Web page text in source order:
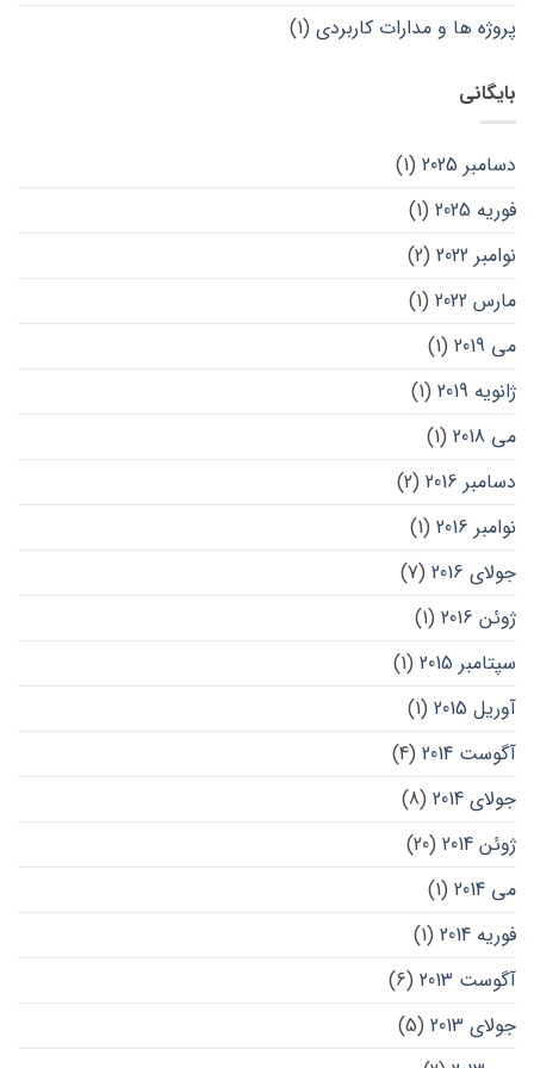
پروژه ها و مدارات کاربردی (1)
بایگانی
دسامبر 2025
(1)
فوریه 2025
(1)
نوامبر 2022
(2)
مارس 2022
(1)
می 2019
(1)
ژانویه 2019
(1)
می 2018
(1)
دسامبر 2016
(2)
نوامبر 2016
(1)
جولای 2016
(7)
ژوئن 2016
(1)
سپتامبر 2015
(1)
آوریل 2015
(1)
آگوست 2014
(4)
جولای 2014
(8)
ژوئن 2014
(20)
می 2014
(1)
فوریه 2014
(1)
آگوست 2013
(6)
جولای 2013
(5)